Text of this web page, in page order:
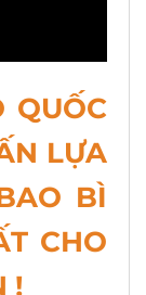
QUỐC
LỰA
BÌ
CHO
!